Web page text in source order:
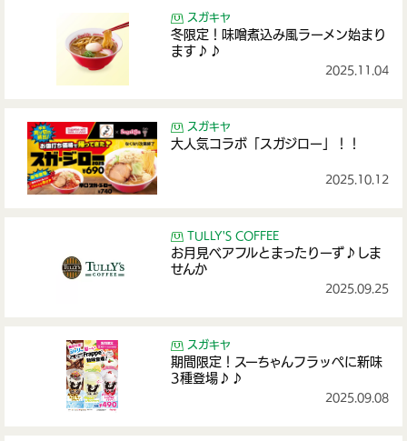
スガキヤ
冬限定！味噌煮込み風ラーメン始まり
ます♪♪
2025.11.04
スガキヤ
大人気コラボ「スガジロー」！！
2025.10.12
TULLY'S COFFEE
お月見ベアフルとまったりーず♪しま
せんか
2025.09.25
スガキヤ
期間限定！スーちゃんフラッペに新味
3種登場♪♪
2025.09.08